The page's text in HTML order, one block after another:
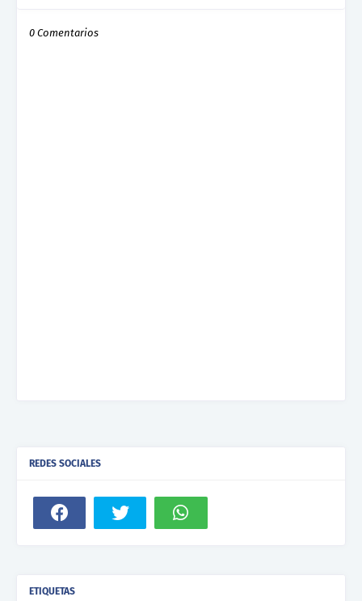
0 Comentarios
REDES SOCIALES
ETIQUETAS